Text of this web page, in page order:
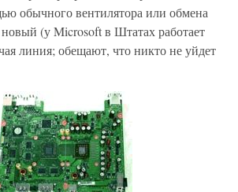
обычного вентилятора или обмена
(у Microsoft в Штатах работает
линия; обещают, что никто не уйдет